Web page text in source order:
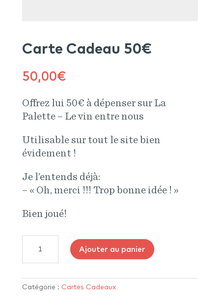
Carte Cadeau 50€
50,00€
Offrez lui 50€ à dépenser sur La
Palette – Le vin entre nous
Utilisable sur tout le site bien
évidement !
Je l’entends déjà:
– « Oh, merci !!! Trop bonne idée ! »
Bien joué!
Carte
50€
Ajouter au panier
Catégorie : Cartes Cadeaux